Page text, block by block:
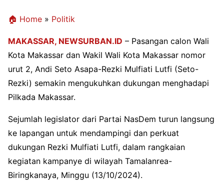
🏠 Home » Politik
MAKASSAR, NEWSURBAN.ID – Pasangan calon Wali
Kota Makassar dan Wakil Wali Kota Makassar nomor
urut 2, Andi Seto Asapa-Rezki Mulfiati Lutfi (Seto-
Rezki) semakin mengukuhkan dukungan menghadapi
Pilkada Makassar.
Sejumlah legislator dari Partai NasDem turun langsung
ke lapangan untuk mendampingi dan perkuat
dukungan Rezki Mulfiati Lutfi, dalam rangkaian
kegiatan kampanye di wilayah Tamalanrea-
Biringkanaya, Minggu (13/10/2024).